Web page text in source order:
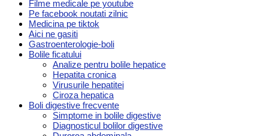
Filme medicale pe youtube
Pe facebook noutati zilnic
Medicina pe tiktok
Aici ne gasiti
Gastroenterologie-boli
Bolile ficatului
Analize pentru bolile hepatice
Hepatita cronica
Virusurile hepatitei
Ciroza hepatica
Boli digestive frecvente
Simptome in bolile digestive
Diagnosticul bolilor digestive